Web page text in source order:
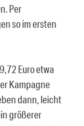
Per
so im ersten
Euro etwa
Kampagne
dann, leicht
größerer